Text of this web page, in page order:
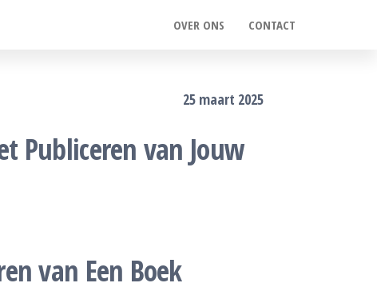
OVER ONS CONTACT
25 maart 2025
Publiceren van Jouw
van Een Boek